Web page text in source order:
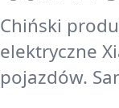
Chiński
elektryczne
pojazdów.